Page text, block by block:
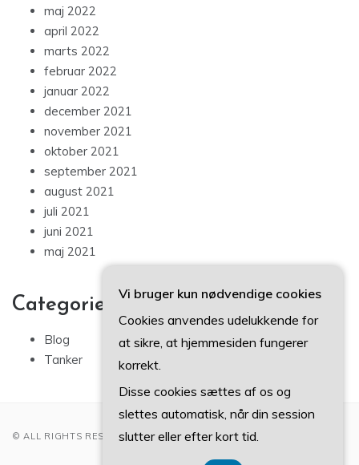
maj 2022
april 2022
marts 2022
februar 2022
januar 2022
december 2021
november 2021
oktober 2021
september 2021
august 2021
juli 2021
juni 2021
maj 2021
Categories
Blog
Tanker
© ALL RIGHTS RESERVED 2022
Vi bruger kun nødvendige cookies
Cookies anvendes udelukkende for
at sikre, at hjemmesiden fungerer
korrekt.
Disse cookies sættes af os og
slettes automatisk, når din session
slutter eller efter kort tid.